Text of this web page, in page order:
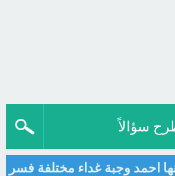
سؤالاً
احمد وجبة غداء مختلفة فسر